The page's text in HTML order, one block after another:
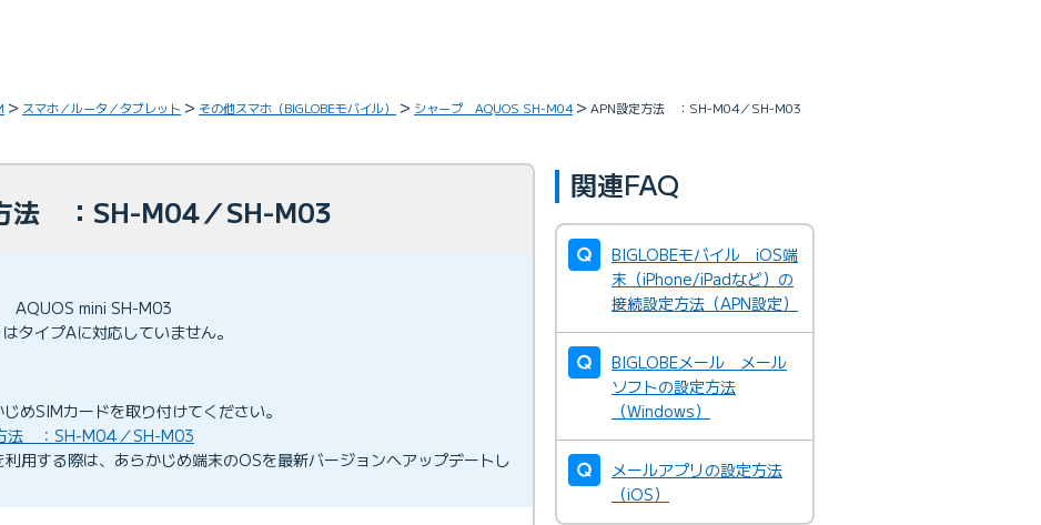
スマホ／ルータ／タブレット その他スマホ（BIGLOBEモバイル） シャープ AQUOS SH-M04 APN設定方法 ：SH-M04／SH-M03
法 ：SH-M04／SH-M03
AQUOS mini SH-M03
タイプAに対応していません。
めSIMカードを取り付けてください。
法 ：SH-M04／SH-M03
用する際は、あらかじめ端末のOSを最新バージョンへアップデートし
関連FAQ
BIGLOBEモバイル iOS端
末（iPhone/iPadなど）の
接続設定方法（APN設定）
BIGLOBEメール メール
ソフトの設定方法
（Windows）
メールアプリの設定方法
（iOS）